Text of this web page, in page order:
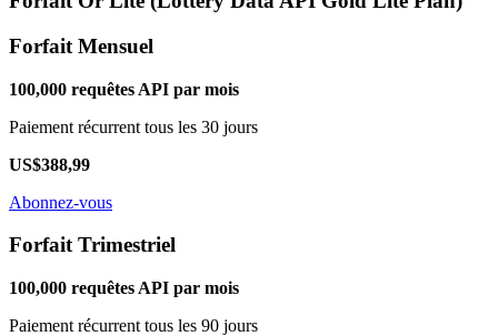
Forfait Mensuel
100,000 requêtes API par mois
Paiement récurrent tous les 30 jours
US$388,99
Abonnez-vous
Forfait Trimestriel
100,000 requêtes API par mois
Paiement récurrent tous les 90 jours